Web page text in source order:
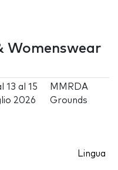
Womenswear
13 al15
2026
MMRDA
Grounds
Lingua